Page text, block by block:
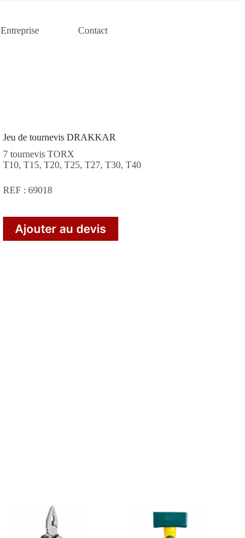
Entreprise Contact
Jeu de tournevis DRAKKAR
7 tournevis TORX
T10, T15, T20, T25, T27, T30, T40
REF : 69018
Ajouter au devis